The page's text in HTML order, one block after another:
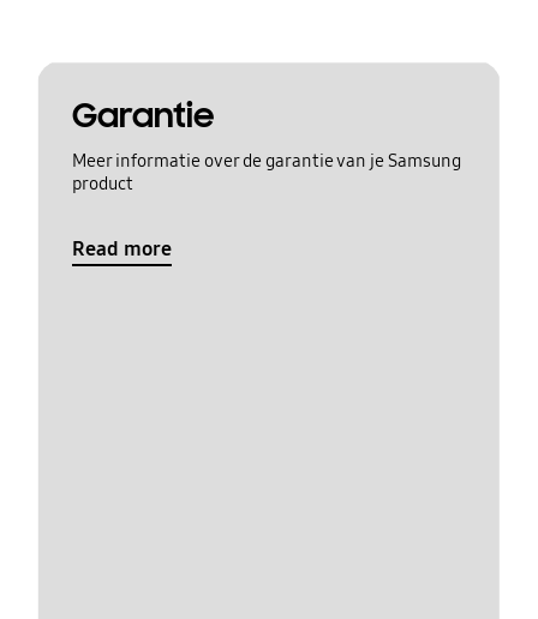
Garantie
Meer informatie over de garantie van je Samsung
product
Read more